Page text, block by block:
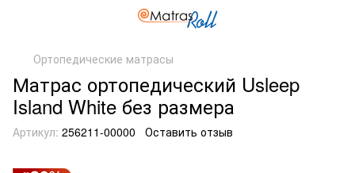
Ортопедические матрасы
Матрас ортопедический Usleep
Island White без размера
Артикул: 256211-00000 Оставить отзыв